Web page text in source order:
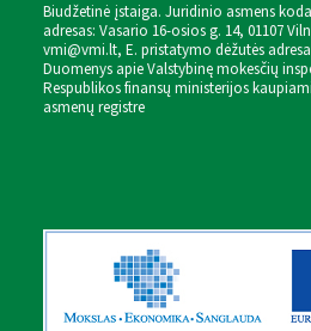
Biudžetinė įstaiga. Juridinio asmens
adresas: Vasario 16-osios g. 14, 01107
vmi@vmi.lt, E. pristatymo dėžutės
Duomenys apie Valstybinę mokesčių
Respublikos finansų ministerijos
asmenų registre